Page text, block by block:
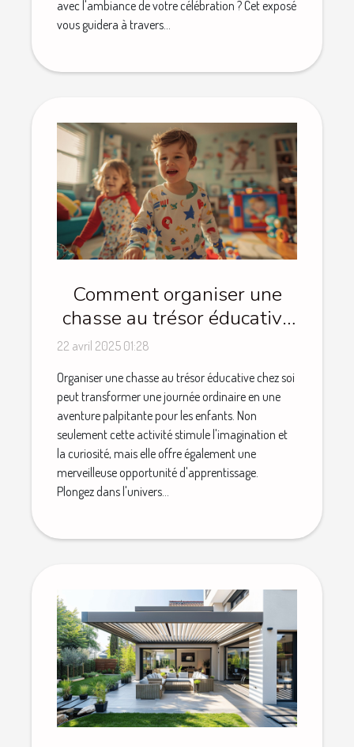
avec l'ambiance de votre célébration ? Cet exposé
vous guidera à travers...
Comment organiser une
chasse au trésor éducative
pour enfants à la maison
22 avril 2025 01:28
Organiser une chasse au trésor éducative chez soi
peut transformer une journée ordinaire en une
aventure palpitante pour les enfants. Non
seulement cette activité stimule l'imagination et
la curiosité, mais elle offre également une
merveilleuse opportunité d'apprentissage.
Plongez dans l'univers...